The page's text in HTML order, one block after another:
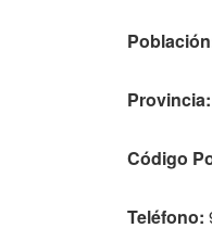
Provincia:
Código
Teléfono: